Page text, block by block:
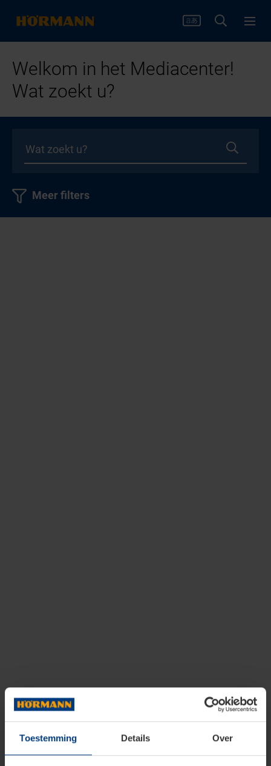
Toestemming Details Over
Welkom in het Mediacenter!
Wat zoekt u?
Meer filters